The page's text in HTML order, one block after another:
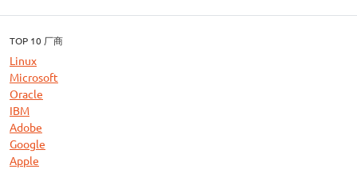
TOP 10 厂商
Linux
Microsoft
Oracle
IBM
Adobe
Google
Apple